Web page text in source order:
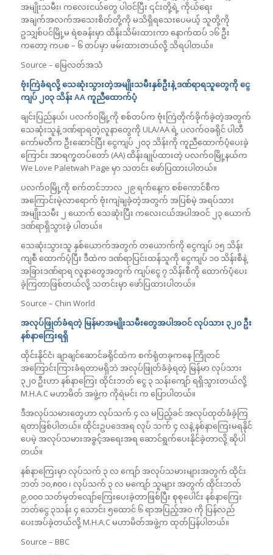
အမျိုးသမီး၊ ကလေးငယ်တွေ ပါဝင်ပြီး ၎င်းတို့ရဲ့ ကိုယ်ရေး
အချက်အလက်အသေးစိတ်တို့ကို မသိရှိရသေးပေမယ့် သူတို့ကို
ဥသျှစ်ပင်မြို့မ ရဲစခန်းမှာ ထိန်းသိမ်းထားကာ နောက်ထပ် ၁၆ ဦး
ကတော့ ကပစ – ၆ တပ်မှာ ဖမ်းထားတယ်လို့ သိရပါတယ်။
Source – မြေလတ်အသံ
ဗုံးကြဲခံရလို့ သေဆုံးသွားတဲ့အမျိုးသမီးနှစ်ဦးနဲ့ ဒဏ်ရာရသူတွေကို ငွေ
ကျပ် ၂၀၃ သိန်းAAကူညီထောက်ပံ့
ချင်းပြည်နယ်၊ ပလက်ဝမြို့ကို စစ်တပ်က ဗုံးကြဲတိုက်ခိုက်ခဲ့တဲ့အတွက်
သေဆုံးသူနဲ့ ဒဏ်ရာရတဲ့လူနာတွေကို ULA/AA ရဲ့ ပလက်ဝခရိုင် ပါတီ
ကော်မတီက ဦးဆောင်ပြီး ငွေကျပ် ၂၀၃ သိန်းကို ကူညီထောက်ပံ့ပေးခဲ့
ကြောင်း အာရက္ခတပ်တော် (AA) ထိန်းချုပ်ထားတဲ့ ပလက်ဝမြို့နယ်က
We Love Paletwah Page မှာ သတင်း ဖော်ပြထားပါတယ်။
ပလက်ဝမြို့ကို စက်တင်ဘာလ ၂၉ ရက်နေ့က စစ်ကောင်စီက
အကြောင်းမဲ့လာရောက် ဗုံးကျဲချခဲ့တဲ့အတွက် အပြစ်မဲ့ အရပ်သား
အမျိုးသမီး ၂ ယောက် သေဆုံးပြီး ကလေးငယ်အပါအဝင် ၂၃ ယောက်
ဒဏ်ရာရှိသွားခဲ့ ပါတယ်။
သေဆုံးသွားသူ နှစ်‌ယောက်အတွက် တယောက်ကို ငွေကျပ် ၁၅ သိန်း
ကျစီ ထောက်ပံ့ပြီး ဒီထဲက ဒဏ်ရာပြင်းထန်သူကို ငွေကျပ် ၁၀ သိန်းစီနဲ့
အခြားဒဏ်ရာရ လူနာတွေအတွက် ကျပ်ငွေ ၇ သိန်းစီကို ထောက်ပံ့ပေး
ခဲ့ကြတာဖြစ်တယ်လို့ သတင်းမှာ ဖော်ပြထားပါတယ်။
Source – Chin World
အလုပ်ဖြုတ်ခံရတဲ့ မြန်မာအမျိုးသမီးတွေအပါအဝင် လုပ်သား ၃၂၀ ဦး
နစ်နာကြေးရရှိ
ထိုင်းနိုင်ငံ၊ ချာချင်ဆောင်ခရိုင်ထဲက စက်ရုံတခုကနေ ကြိုတင်
အကြောင်းကြားခံရတာမရှိဘဲ အလုပ်ဖြုတ်ခံခဲ့ရတဲ့ မြန်မာ လုပ်သား
၃၂၀ ဦးဟာ နစ်နာကြေး ထိုင်းဘတ် ငွေ ၃ သန်းကျော် ရရှိသွားတယ်လို့
M.H.A.C မဟာမိတ် အဖွဲ့က ကိုရဲမင်း က ပြောပါတယ်။
ဒီအလုပ်သမားတွေဟာ လုပ်သက် ၄ လ မပြည့်ခင် အလုပ်ထုတ်ခံခဲ့ကြ
ရတာဖြစ်ပါတယ်။ ထိုင်းဥပဒေအရ လုပ် သက် ၄ လနဲ့ နစ်နာကြေးမရနိုင်
ပေမဲ့ အလုပ်သမားအခွင့်အရေးအရ ဆောင်ရွက်ပေးနိုင်ခဲ့တာလို့ ဆိုပါ
တယ်။
နစ်နာကြေးမှာ လုပ်သက် ၃ လ ကျော် အလုပ်သမားများအတွက် ထိုင်း
ဘတ် ၁၀,၈၀၀ ၊ လုပ်သက် ၃ လ မကျော် သူများ အတွက် ထိုင်းဘတ်
၉,၀၀၀ သတ်မှတ်လျော်ကြေးပေးခဲ့တာဖြစ်ပြီး စုစုပေါင်း နစ်နာကြေး
ဘတ်ငွေ ၃သန်း ၄ သောင်း ၅ထောင် ၆ ရာအပြည့်အဝ ကို ပြန်လည်
ပေးအပ်ခဲ့တယ်လို့ M.H.A.C မဟာမိတ်အဖွဲ့က ထုတ်ပြန်ပါတယ်။
Source – BBC